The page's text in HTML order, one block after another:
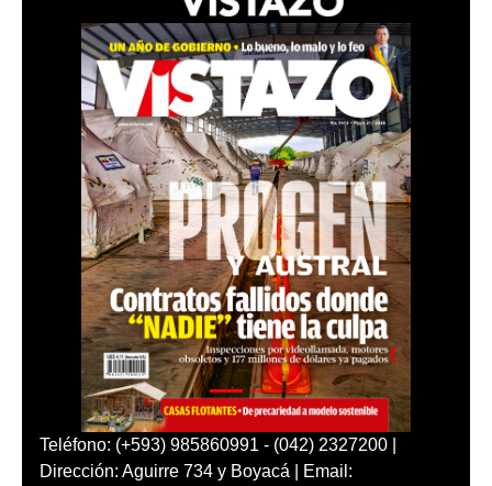
Teléfono: (+593) 985860991 - (042) 2327200 |
Dirección: Aguirre 734 y Boyacá | Email: